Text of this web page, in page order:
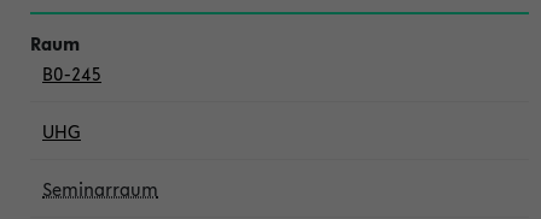
B0-245
UHG
Seminarraum